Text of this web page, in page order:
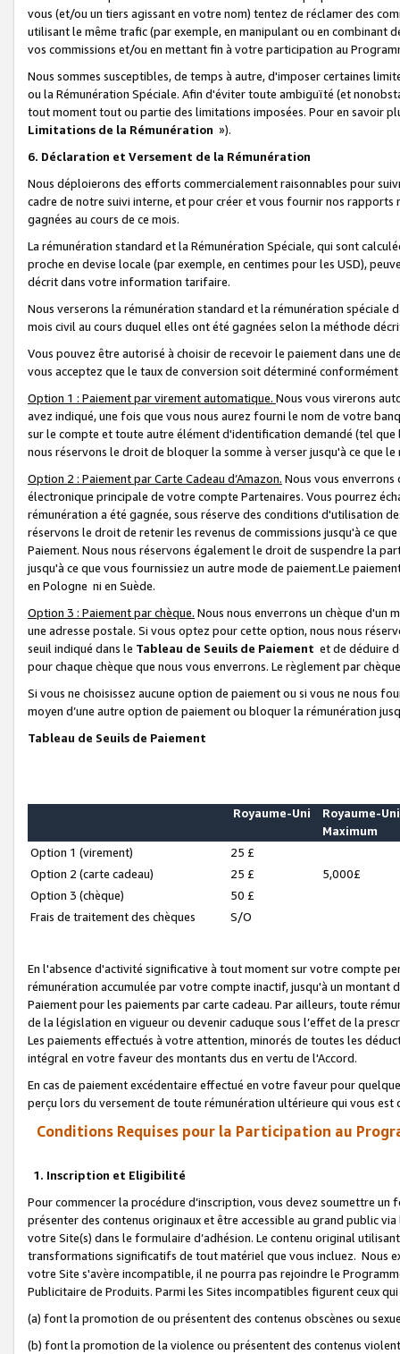
vous (et/ou un tiers agissant en votre nom) tentez de réclamer des
utilisant le même trafic (par exemple, en manipulant ou en combinant
vos commissions et/ou en mettant fin à votre participation au
Nous sommes susceptibles, de temps à autre, d'imposer certaines
ou la Rémunération Spéciale. Afin d'éviter toute ambiguïté (et
tout moment tout ou partie des limitations imposées. Pour en savoir
Limitations de la Rémunération »).
6. Déclaration et Versement de la Rémunération
Nous déploierons des efforts commercialement raisonnables pour
cadre de notre suivi interne, et pour créer et vous fournir nos
gagnées au cours de ce mois.
La rémunération standard et la Rémunération Spéciale, qui sont
proche en devise locale (par exemple, en centimes pour les USD),
décrit dans votre information tarifaire.
Nous verserons la rémunération standard et la rémunération spéciale
mois civil au cours duquel elles ont été gagnées selon la méthode
Vous pouvez être autorisé à choisir de recevoir le paiement dans une
vous acceptez que le taux de conversion soit déterminé
Option 1 : Paiement par virement automatique. Nous vous virerons
avez indiqué, une fois que vous nous aurez fourni le nom de votre
sur le compte et toute autre élément d'identification demandé (tel que
nous réservons le droit de bloquer la somme à verser jusqu'à ce que
Option 2 : Paiement par Carte Cadeau d’Amazon. Nous vous
électronique principale de votre compte Partenaires. Vous pourrez
rémunération a été gagnée, sous réserve des conditions d'utilisation
réservons le droit de retenir les revenus de commissions jusqu'à ce
Paiement. Nous nous réservons également le droit de suspendre la
jusqu'à ce que vous fournissiez un autre mode de paiement.Le
en Pologne ni en Suède.
Option 3 : Paiement par chèque. Nous nous enverrons un chèque d'un
une adresse postale. Si vous optez pour cette option, nous nous
seuil indiqué dans le Tableau de Seuils de Paiement et de déduire
pour chaque chèque que nous vous enverrons. Le règlement par
Si vous ne choisissez aucune option de paiement ou si vous ne nous
moyen d’une autre option de paiement ou bloquer la rémunération
Tableau de Seuils de Paiement
Royaume-Uni
Royaume-Uni
Maximum
Option 1 (virement)
25 £
Option 2 (carte cadeau)
25 £
5,000£
Option 3 (chèque)
50 £
Frais de traitement des chèques
S/O
En l'absence d'activité significative à tout moment sur votre compte
rémunération accumulée par votre compte inactif, jusqu'à un montant
Paiement pour les paiements par carte cadeau. Par ailleurs, toute
de la législation en vigueur ou devenir caduque sous l’effet de la
Les paiements effectués à votre attention, minorés de toutes les
intégral en votre faveur des montants dus en vertu de l'Accord.
En cas de paiement excédentaire effectué en votre faveur pour
perçu lors du versement de toute rémunération ultérieure qui vous est
Conditions Requises pour la Participation au
1. Inscription et Eligibilité
Pour commencer la procédure d’inscription, vous devez soumettre
présenter des contenus originaux et être accessible au grand public
votre Site(s) dans le formulaire d’adhésion. Le contenu original
transformations significatifs de tout matériel que vous incluez. Nous
votre Site s'avère incompatible, il ne pourra pas rejoindre le
Publicitaire de Produits. Parmi les Sites incompatibles figurent ceux
(a) font la promotion de ou présentent des contenus obscènes ou
(b) font la promotion de la violence ou présentent des contenus